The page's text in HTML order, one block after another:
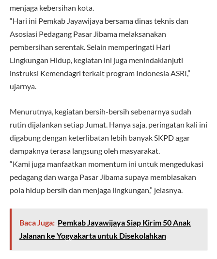
menjaga kebersihan kota.
“Hari ini Pemkab Jayawijaya bersama dinas teknis dan
Asosiasi Pedagang Pasar Jibama melaksanakan
pembersihan serentak. Selain memperingati Hari
Lingkungan Hidup, kegiatan ini juga menindaklanjuti
instruksi Kemendagri terkait program Indonesia ASRI,”
ujarnya.
Menurutnya, kegiatan bersih-bersih sebenarnya sudah
rutin dijalankan setiap Jumat. Hanya saja, peringatan kali ini
digabung dengan keterlibatan lebih banyak SKPD agar
dampaknya terasa langsung oleh masyarakat.
“Kami juga manfaatkan momentum ini untuk mengedukasi
pedagang dan warga Pasar Jibama supaya membiasakan
pola hidup bersih dan menjaga lingkungan,” jelasnya.
Baca Juga: Pemkab Jayawijaya Siap Kirim 50 Anak
Jalanan ke Yogyakarta untuk Disekolahkan